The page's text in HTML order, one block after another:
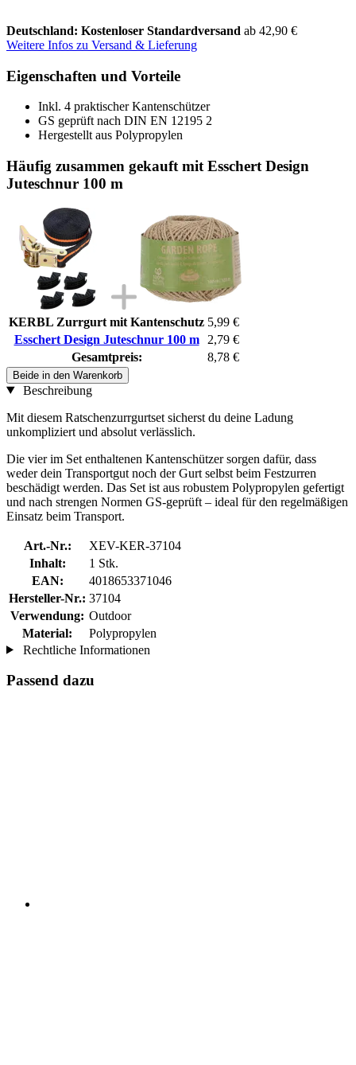
Deutschland: Kostenloser Standardversand ab 42,90 €
Weitere Infos zu Versand & Lieferung
Eigenschaften und Vorteile
Inkl. 4 praktischer Kantenschützer
GS geprüft nach DIN EN 12195 2
Hergestellt aus Polypropylen
Häufig zusammen gekauft mit Esschert Design
Juteschnur 100 m
KERBL Zurrgurt mit Kantenschutz 5,99 €
Esschert Design Juteschnur 100 m
2,79 €
Gesamtpreis:
8,78 €
Beide in den Warenkorb
Beschreibung
Mit diesem Ratschenzurrgurtset sicherst du deine Ladung
unkompliziert und absolut verlässlich.
Die vier im Set enthaltenen Kantenschützer sorgen dafür, dass
weder dein Transportgut noch der Gurt selbst beim Festzurren
beschädigt werden. Das Set ist aus robustem Polypropylen gefertigt
und nach strengen Normen GS-geprüft – ideal für den regelmäßigen
Einsatz beim Transport.
Art.-Nr.:
XEV-KER-37104
Inhalt:
1 Stk.
EAN:
4018653371046
Hersteller-Nr.: 37104
Verwendung: Outdoor
Material:
Polypropylen
Rechtliche Informationen
Passend dazu